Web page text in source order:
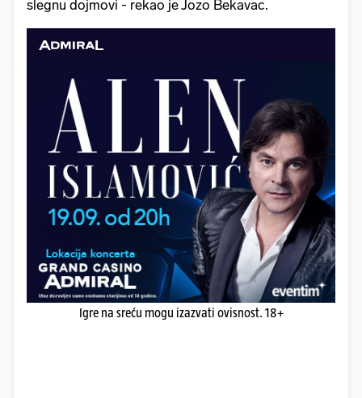
slegnu dojmovi - rekao je Jozo Bekavac.
Igre na sreću mogu izazvati ovisnost. 18+